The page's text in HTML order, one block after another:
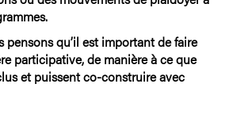
pensons qu’il est important de faire
participative, de manière à ce que
et puissent co-construire avec